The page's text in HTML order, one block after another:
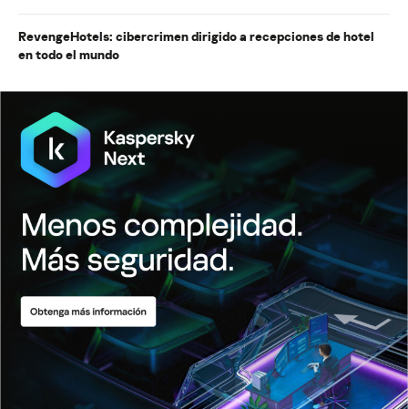
RevengeHotels: cibercrimen dirigido a recepciones de hotel
en todo el mundo